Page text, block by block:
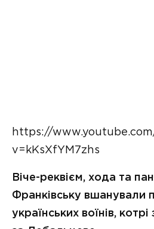
https://
v=kKsXfYM7zhs
Віче-реквієм, хода та
Франківську вшанували
українських воїнів,